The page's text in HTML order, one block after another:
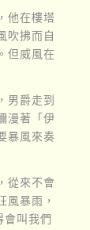
他在樓塔
吹拂而自
但威風在
男爵走到
漫著「伊
暴風來奏
從來不會
風暴雨，
叫我們